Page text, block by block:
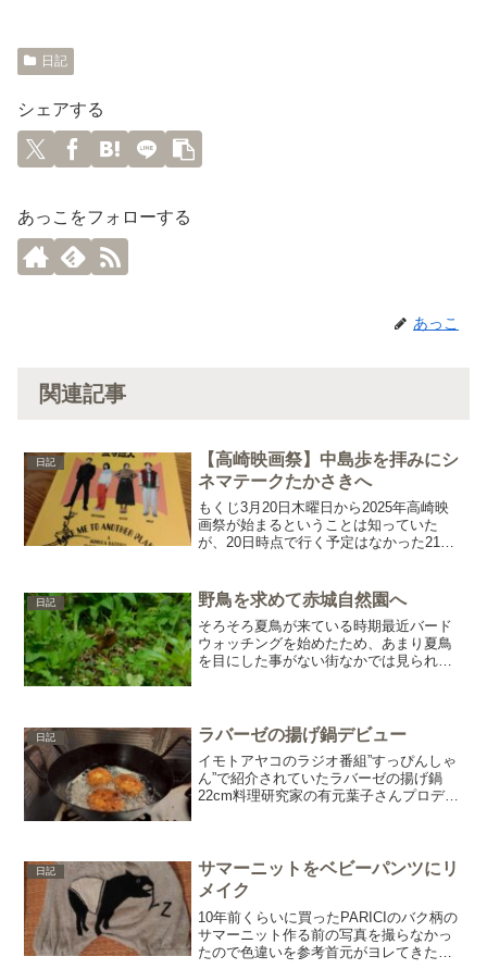
日記
シェアする
あっこをフォローする
あっこ
関連記事
日記
【高崎映画祭】中島歩を拝みにシ
ネマテークたかさきへ
もくじ3月20日木曜日から2025年高崎映
画祭が始まるということは知っていた
が、20日時点で行く予定はなかった21日
て、23日に舞台挨拶もあるとな元々は菊
池亜希子が好...
日記 野鳥を求めて赤城自然園へ
そろそろ夏鳥が来ている時期最近バード
ウォッチングを始めたため、あまり夏鳥
を目にした事がない街なかでは見られな
広く、ぐるっと回...
日記 ラバーゼの揚げ鍋デビュー
イモトアヤコのラジオ番組”すっぴんしゃ
ん”で紹介されていたラバーゼの揚げ鍋
22cm料理研究家の有元葉子さんプロデュ
い鍋で揚げ物...
日記
サマーニットをベビーパンツにリ
メイク
10年前くらいに買ったPARICIのバク柄の
サマーニット作る前の写真を撮らなかっ
たので色違いを参考首元がヨレてきたの